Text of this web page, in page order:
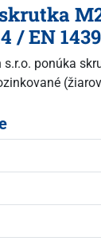
/ EN
s.r.o. ponúka